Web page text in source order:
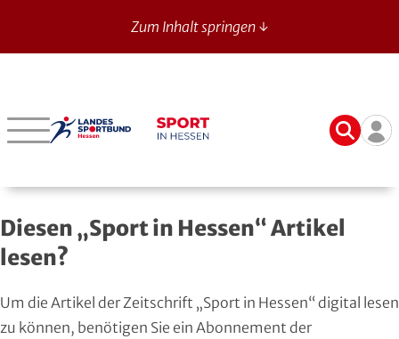
Zum Inhalt springen ↓
Sport in Hessen - News
Suche
Diesen „Sport in Hessen“ Artikel
lesen?
Um die Artikel der Zeitschrift „Sport in Hessen“ digital lesen
zu können, benötigen Sie ein Abonnement der
Bergstraße
Darmstadt-Dieburg
Frankfurt
Gießen
Verbände mit bes. Aufgaben
Aikido
American Football
Badminton
Betriebssport-Verband
CVJM-Westbund
DJK
DSLV
Aktuelle Ausgabe
Archiv
Registrierung